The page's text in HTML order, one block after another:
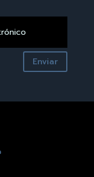
Enviar